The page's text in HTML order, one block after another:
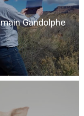
Gandolphe